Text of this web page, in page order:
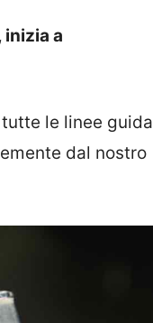
a
le linee guida
dal nostro